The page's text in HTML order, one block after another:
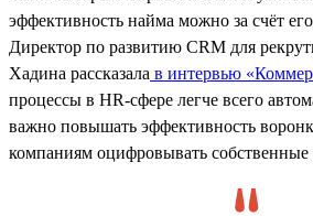
эффективность найма можно за счёт
Директор по развитию CRM для
Хадина рассказала в интервью
процессы в HR-сфере легче всего
важно повышать эффективность
компаниям оцифровывать собственные